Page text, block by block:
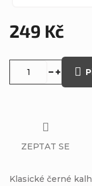
249 Kč
Klasické černé
ZEPTAT SE